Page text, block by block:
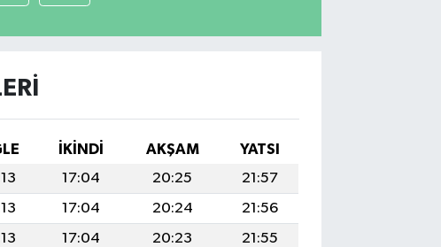
İKINDI AKŞAM
YATSI
17:04 20:25
21:57
17:04 20:24
21:56
17:04 20:23
21:55